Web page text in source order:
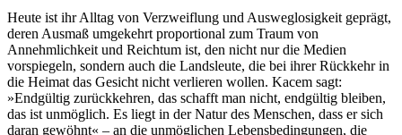
Heute ist ihr Alltag von Verzweiflung und Ausweglosigkeit geprägt,
deren Ausmaß umgekehrt proportional zum Traum von
Annehmlichkeit und Reichtum ist, den nicht nur die Medien
vorspiegeln, sondern auch die Landsleute, die bei ihrer Rückkehr in
die Heimat das Gesicht nicht verlieren wollen. Kacem sagt:
»Endgültig zurückkehren, das schafft man nicht, endgültig bleiben,
das ist unmöglich. Es liegt in der Natur des Menschen, dass er sich
daran gewöhnt« – an die unmöglichen Lebensbedingungen, die